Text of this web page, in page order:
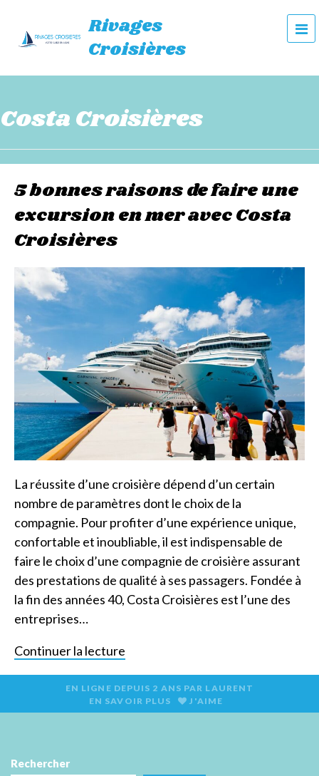
Rivages
Croisières
e
n
Costa Croisières
5 bonnes raisons de faire une
excursion en mer avec Costa
Croisières
La réussite d’une croisière dépend d’un certain
nombre de paramètres dont le choix de la
compagnie. Pour profiter d’une expérience unique,
confortable et inoubliable, il est indispensable de
faire le choix d’une compagnie de croisière assurant
des prestations de qualité à ses passagers. Fondée à
la fin des années 40, Costa Croisières est l’une des
entreprises…
Continuer la lecture
EN LIGNE DEPUIS 2 ANS PAR LAURENT
EN SAVOIR PLUS
J'AIME
Rechercher